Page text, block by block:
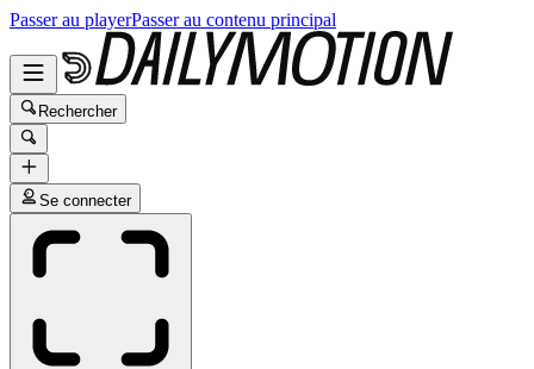
Passer au playerPasser au contenu principal
Rechercher
Se connecter